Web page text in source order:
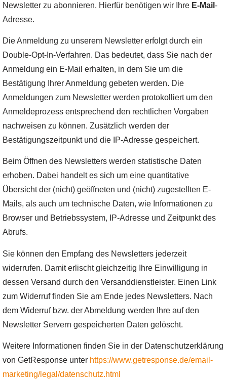
Newsletter zu abonnieren. Hierfür benötigen wir Ihre E-Mail -
Adresse.
Die Anmeldung zu unserem Newsletter erfolgt durch ein
Double-Opt-In-Verfahren. Das bedeutet, dass Sie nach der
Anmeldung ein E-Mail erhalten, in dem Sie um die
Bestätigung Ihrer Anmeldung gebeten werden. Die
Anmeldungen zum Newsletter werden protokolliert um den
Anmeldeprozess entsprechend den rechtlichen Vorgaben
nachweisen zu können. Zusätzlich werden der
Bestätigungszeitpunkt und die IP-Adresse gespeichert.
Beim Öffnen des Newsletters werden statistische Daten
erhoben. Dabei handelt es sich um eine quantitative
Übersicht der (nicht) geöffneten und (nicht) zugestellten E-
Mails, als auch um technische Daten, wie Informationen zu
Browser und Betriebssystem, IP-Adresse und Zeitpunkt des
Abrufs.
Sie können den Empfang des Newsletters jederzeit
widerrufen. Damit erlischt gleichzeitig Ihre Einwilligung in
dessen Versand durch den Versanddienstleister. Einen Link
zum Widerruf finden Sie am Ende jedes Newsletters. Nach
dem Widerruf bzw. der Abmeldung werden Ihre auf den
Newsletter Servern gespeicherten Daten gelöscht.
Weitere Informationen finden Sie in der Datenschutzerklärung
von GetResponse unter https://www.getresponse.de/email-
marketing/legal/datenschutz.html